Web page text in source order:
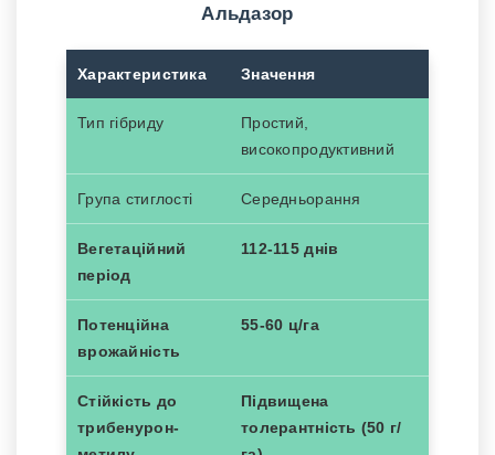
Альдазор
Характеристика Значення
Тип гібриду
Простий,
високопродуктивний
Група стиглості Середньорання
Вегетаційний
період
112-115 днів
Потенційна
врожайність
55-60 ц/га
Стійкість до
трибенурон-
Підвищена
толерантність (50 г/